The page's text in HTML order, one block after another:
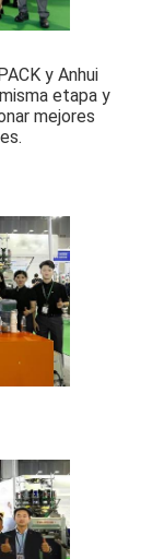
y Anhui
etapa y
mejores